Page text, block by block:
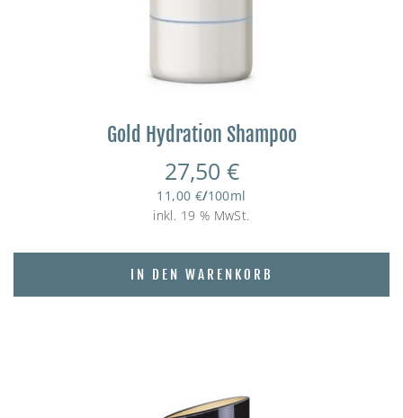
Gold Hydration Shampoo
27,50 €
11,00 €/100ml
inkl. 19 % MwSt.
IN DEN WARENKORB